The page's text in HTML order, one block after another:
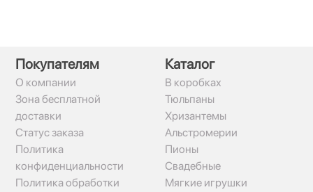
Покупателям
О компании
Зона бесплатной
доставки
Статус заказа
Политика
конфиденциальности
Политика обработки
Каталог
В коробках
Тюльпаны
Хризантемы
Альстромерии
Пионы
Свадебные
Мягкие игрушки